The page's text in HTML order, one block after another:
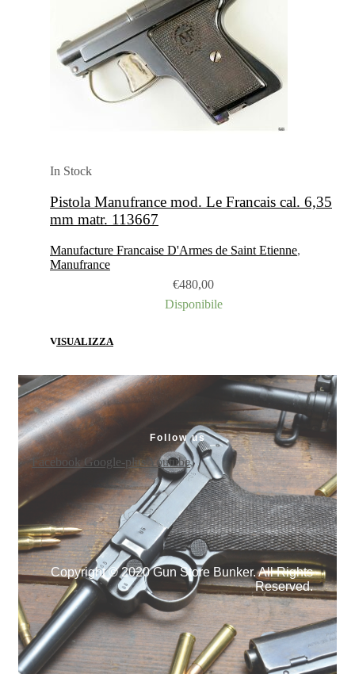
In Stock
Pistola Manufrance mod. Le Francais cal. 6,35
mm matr. 113667
Manufacture Francaise D'Armes de Saint Etienne,
Manufrance
€480,00
Disponibile
VISUALIZZA
Follow us
Facebook Google-plus Youtube
Copyright © 2020 Gun Store Bunker. All Rights
Reserved.